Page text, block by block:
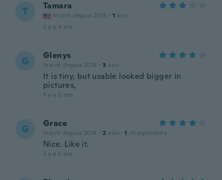
T Tamara
Inscrit depuis 2014 · 1 avis
il y a 4 ans
G Glenys
Inscrit depuis 2018 · 3 avis
It is tiny, but usable looked bigger in
pictures,
il y a 5 ans
G Grace
Inscrit depuis 2014 · 2 avis · 1 chargements
Nice. Like it.
il y a 5 ans